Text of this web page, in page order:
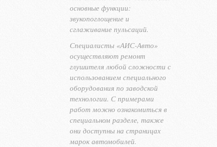
основные функции:
звукопоглощение и
сглаживание пульсаций.
Специалисты «АИС-Авто»
осуществляют ремонт
глушителя любой сложности с
использованием специального
оборудования по заводской
технологии. С примерами
работ можно ознакомиться в
специальном разделе, также
они доступны на страницах
марок автомобилей.